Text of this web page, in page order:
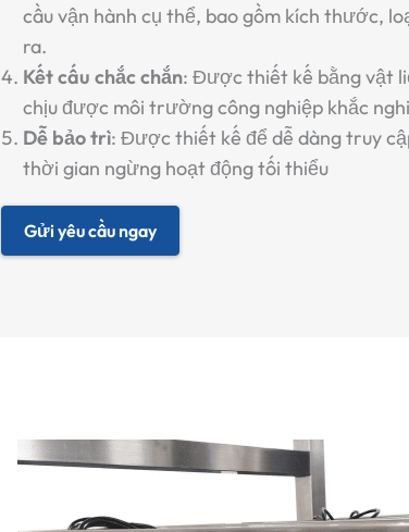
cầu vận hành cụ thể, bao gồm kích thước,
ra.
Kết cấu chắc chắn: Được thiết kế bằng vật
chịu được môi trường công nghiệp khắc
Dễ bảo trì: Được thiết kế để dễ dàng truy
thời gian ngừng hoạt động tối thiểu
Gửi yêu cầu ngay